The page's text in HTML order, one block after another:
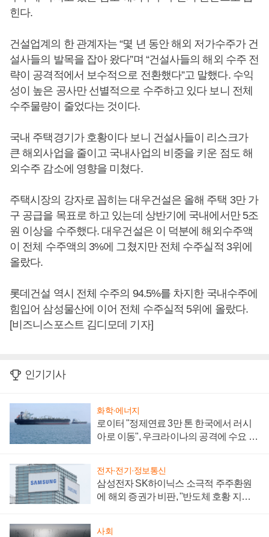
힌다.
건설업계의 한 관계자는 “몇 년 동안 해외 저가수주가 건
설사들의 발목을 잡아 왔다”며 “건설사들의 해외 수주 전
략이 공격적에서 보수적으로 전환했다”고 말했다. 수익
성이 높은 공사만 선별적으로 수주하고 있다 보니 전체
수주물량이 줄었다는 것이다.
국내 주택경기가 호황이다 보니 건설사들이 리스크가
큰 해외사업을 줄이고 국내사업의 비중을 키운 점도 해
외수주 감소에 영향을 미쳤다.
주택시장의 강자로 꼽히는 대우건설은 올해 주택 3만 가
구 공급을 목표로 하고 있는데 상반기에 국내에서만 5조
원 이상을 수주했다. 대우건설은 이 덕분에 해외수주액
이 전체 수주액의 3%에 그쳤지만 전체 수주실적 3위에
올랐다.
롯데건설 역시 전체 수주의 94.5%를 차지한 국내수주에
힘입어 삼성물산에 이어 전체 수주실적 5위에 올랐다.
[비즈니스포스트 김디모데 기자]
인기기사
화학·에너지
로이터 "정제연료 3만 톤 한국에서 러시
아로 이동", 우크라이나의 공격에 수요 늘
전자·전기·정보통신
삼성전자 SK하이닉스 소극적 주주환원
에 해외 증권가 비판, "반도체 호황 지속
사회